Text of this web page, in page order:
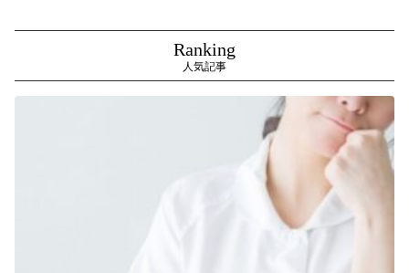
Ranking
人気記事